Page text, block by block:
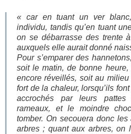
« car en tuant un ver
individu, tandis qu’en tuant
on se débarrasse des trente
auxquels elle aurait donné
Pour s’emparer des
soit le matin, de bonne
encore réveillés, soit au
fort de la chaleur, lorsqu’ils
accrochés par leurs
rameaux, et le moindre
tomber. On secouera donc
arbres ; quant aux arbres, on